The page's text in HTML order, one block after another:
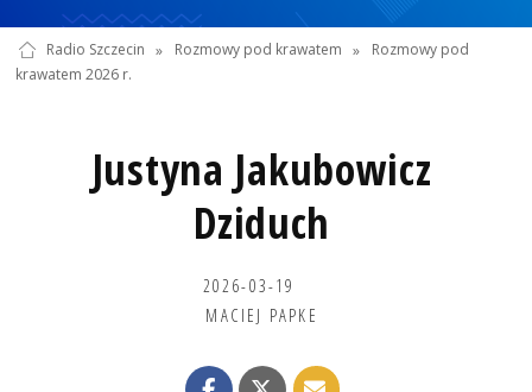
Radio Szczecin » Rozmowy pod krawatem »
Rozmowy pod
krawatem 2026 r.
Justyna Jakubowicz
Dziduch
2026-03-19
MACIEJ PAPKE